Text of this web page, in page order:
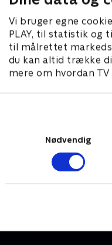
Vi bruger egne
PLAY, til statistik og
til målrettet
du kan altid trække
mere om hvordan
Nødvendig